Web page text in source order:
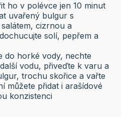
ho v polévce jen 10 minut
uvařený bulgur s
cizrnou a
solí, pepřem a
do horké vody, nechte
vodu, přiveďte k varu a
trochu skořice a vařte
můžete přidat i arašídové
konzistenci